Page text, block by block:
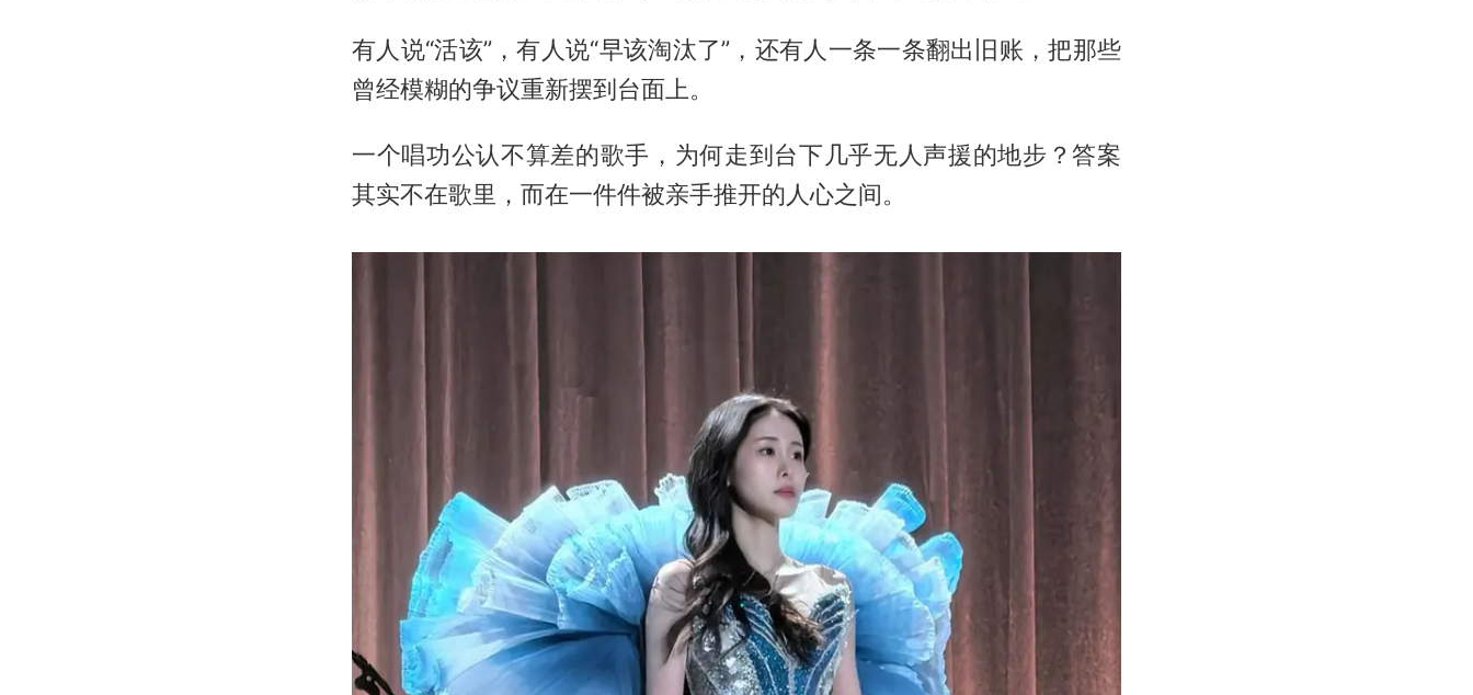
有人说“活该”，有人说“早该淘汰了”，还有人一条一条翻出旧账，把那些
曾经模糊的争议重新摆到台面上。
一个唱功公认不算差的歌手，为何走到台下几乎无人声援的地步？答案
其实不在歌里，而在一件件被亲手推开的人心之间。